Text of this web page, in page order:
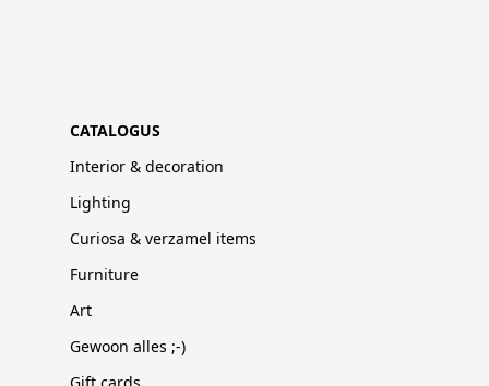
CATALOGUS
Interior & decoration
Lighting
Curiosa & verzamel items
Furniture
Art
Gewoon alles ;-)
Gift cards